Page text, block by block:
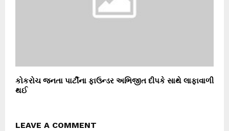
કોકરોચ જનતા પાર્ટીના ફાઉન્ડર અભિજીત દીપકે સાથે લાફાવાળી
થઈ
LEAVE A COMMENT